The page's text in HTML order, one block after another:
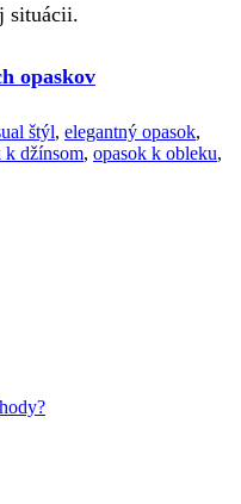
situácii.
opaskov
štýl, elegantný opasok,
k džínsom, opasok k obleku,